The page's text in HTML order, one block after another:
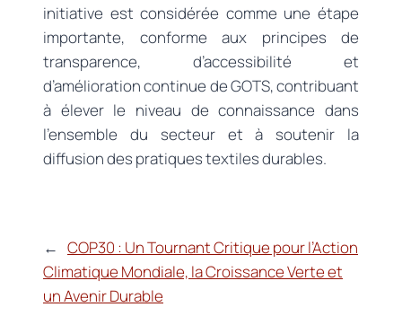
initiative est considérée comme une étape
importante, conforme aux principes de
transparence, d’accessibilité et
d’amélioration continue de GOTS, contribuant
à élever le niveau de connaissance dans
l’ensemble du secteur et à soutenir la
diffusion des pratiques textiles durables.
← COP30 : Un Tournant Critique pour l’Action
Climatique Mondiale, la Croissance Verte et
un Avenir Durable